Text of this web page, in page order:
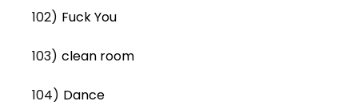
102) Fuck You
103) clean room
104) Dance